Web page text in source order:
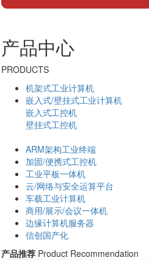
产品中心
PRODUCTS
机架式工业计算机
嵌入式/壁挂式工业计算机
嵌入式工控机
壁挂式工控机
ARM架构工业终端
加固/便携式工控机
工业平板一体机
云/网络与安全运算平台
车载工业计算机
商用/展示/会议一体机
边缘计算机服务器
信创国产化
产品推荐 Product Recommendation